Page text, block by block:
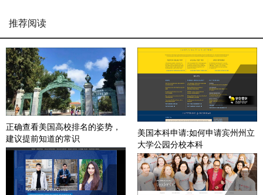
推荐阅读
正确查看美国高校排名的姿势，
建议提前知道的常识
美国本科申请:如何申请宾州州立
大学公园分校本科